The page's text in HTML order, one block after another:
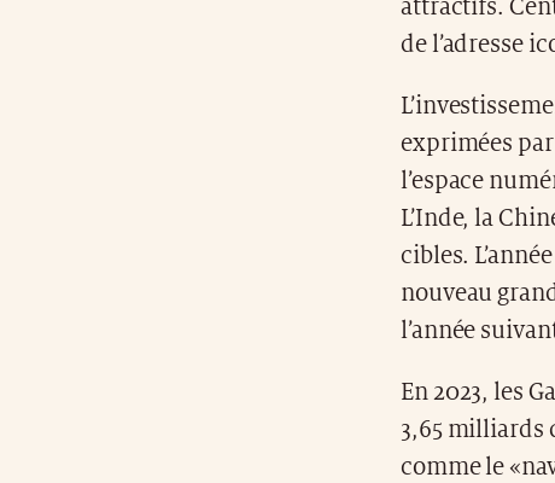
attractifs.
de l’adresse
exprimées
l’espace
L’Inde, la
cibles.
nouveau
l’année
En 2023, les
3,65 milliards
comme le